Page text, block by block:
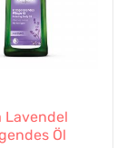
Lavendel
Öl